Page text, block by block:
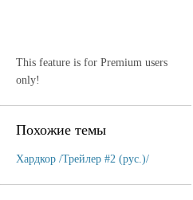
This feature is for Premium users
only!
Похожие темы
Хардкор /Трейлер #2 (рус.)/